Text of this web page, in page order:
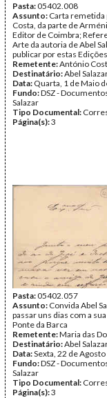
Pasta:05402.008
Assunto: Carta
Costa, da parte de
Editor de Coimbra;
Arte da autoria de Abel
publicar por estas Edições
Remetente:António
Destinatário:Abel
Data: Quarta, 1 de Maio
Fundo:DSZ -
Salazar
Tipo Documental:
Página(s):3
Pasta:05402.057
Assunto: Convida Abel
passar uns dias com a
Ponte da Barca
Remetente:Maria das
Destinatário:Abel
Data:Sexta, 22 de
Fundo:DSZ -
Salazar
Tipo Documental:
Página(s):3